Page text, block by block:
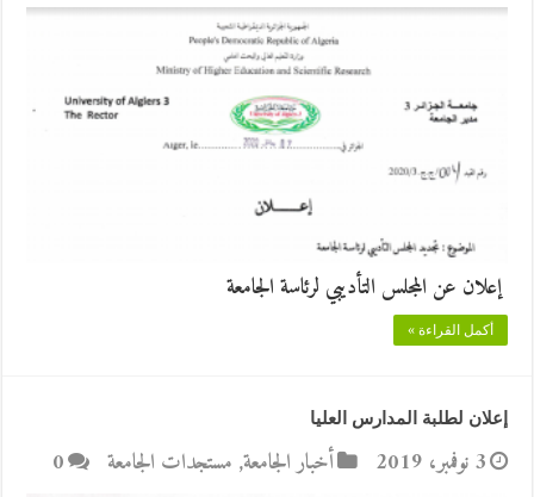
إعلان عن المجلس التأديبي لرئاسة الجامعة
أكمل القراءة »
إعلان لطلبة المدارس العليا
3 نوفمبر، 2019 أخبار الجامعة, مستجدات الجامعة 0